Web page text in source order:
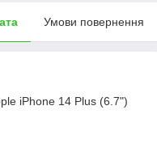
Умови повернення
iPhone 14 Plus (6.7")